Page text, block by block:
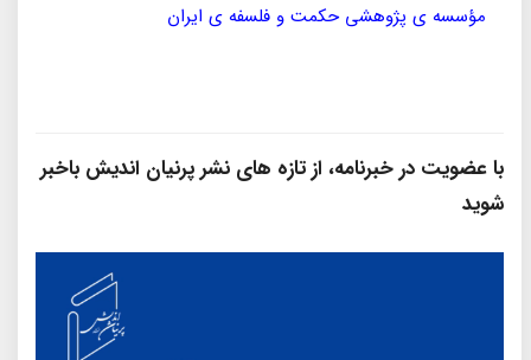
مؤسسه ی پژوهشی حکمت و فلسفه ی ایران
با عضویت در خبرنامه، از تازه‌ های نشر پرنیان‌ اندیش باخبر
شوید